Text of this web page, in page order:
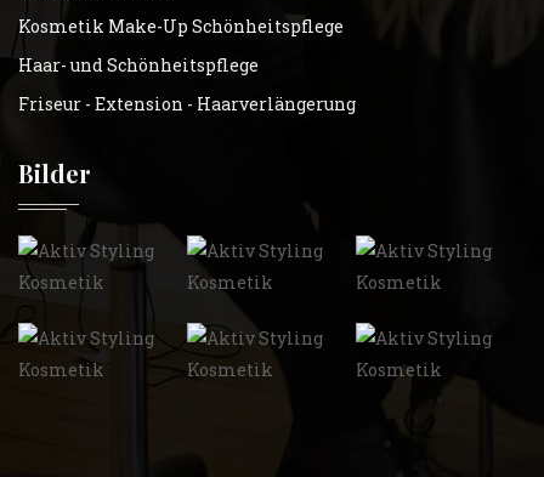
Kosmetik Make-Up Schönheitspflege
Haar- und Schönheitspflege
Friseur - Extension - Haarverlängerung
Bilder